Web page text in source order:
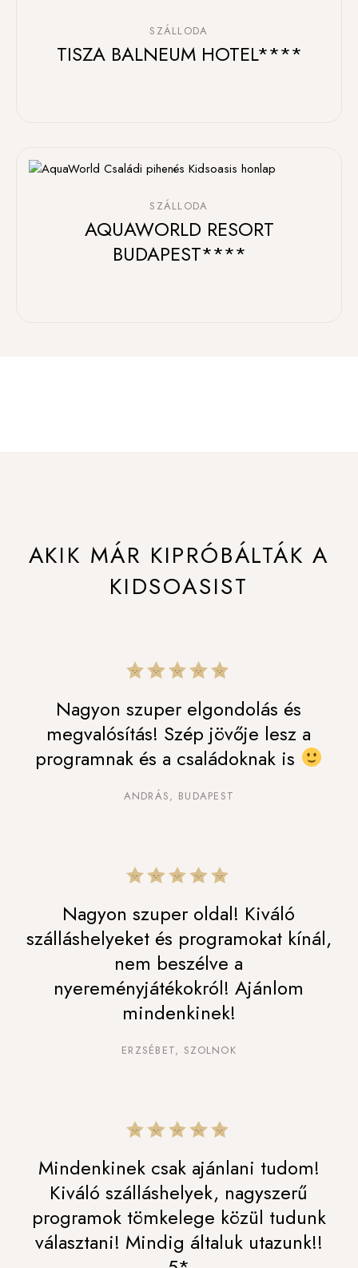
SZÁLLODA
TISZA BALNEUM HOTEL****
SZÁLLODA
AQUAWORLD RESORT
BUDAPEST****
AKIK MÁR KIPRÓBÁLTÁK A
KIDSOASIST
Nagyon szuper elgondolás és
megvalósítás! Szép jövője lesz a
programnak és a családoknak is
ANDRÁS, BUDAPEST
Nagyon szuper oldal! Kiváló
szálláshelyeket és programokat kínál,
nem beszélve a
nyereményjátékokról! Ajánlom
mindenkinek!
ERZSÉBET, SZOLNOK
Mindenkinek csak ajánlani tudom!
Kiváló szálláshelyek, nagyszerű
programok tömkelege közül tudunk
választani! Mindig általuk utazunk!!